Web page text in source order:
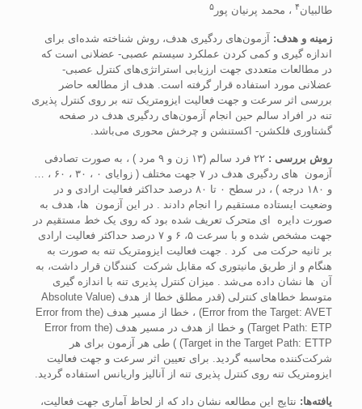
طالبيان۴ ، محمد پرنيان پور ۵
زمينه و هدف: آزمون‌های ردگيری هدف، روش شناخته شده‌ای برای
اندازه گيری و کمی کردن عملکرد سيستم عصبی- عضلانی است که
در مطالعات متعددی جهت ارزيابی استراتژی‌های کنترل عصبی-
عضلانی مورد استفاده قرار گرفته است. هدف از مطالعه حاضر
بررسی اثر سرعت و جهت فعاليت ايزومتريک تنه بر روی کنترل پذيری
تنه در افراد سالم حين انجام آزمون‌های ردگيری هدف در صفحه
گشتاوری فلکشن- اکستنشن و چرخش محوری می‌باشد.
روش بررسی :
۲۲ فرد سالم (۱۳ زن و ۹ مرد ) ، به صورت تصادفی
آزمون ‌ های ردگيری هدف در ۷ جهت مختلف ( زوايای ۰ ، ۳۰ ، ۶۰ ، …
و ۱۸۰ درجه ) ، در سطح ۰ تا ۸۰ درصد حداکثر فعاليت ارادی و در
وضعيت ايستاده مستقيم را انجام دادند . در اين آزمون ‌ ها، هدف به
صورت دايره ‌ ای متحرک تعريف شده بود که روی يک خط مستقيم در
جهت مشخص شده و با سرعت ۵، ۶ و ۷ درصد حداکثر فعاليت ارادی
بر ثانيه حرکت می ‌ کرد . جهت فعاليت ايزومتريک تنه به صورت به
هنگام و از طريق مانيتوری که مقابل شرکت ‌ کنندگان قرار داشت، به
آن ‌ ها نشان داده می‌شد . ميزان کنترل پذيری تنه با اندازه گيری
متوسط خطاهای کنترلی (قدر مطلق خطا از هدف (Absolute Value
Error from the Target: AVET) ، خطا از مسير هدف (Error from the
Target Path: ETP) و خطا از هدف در مسير هدف (Error from the
Target in the Target Path: ETTP) ) طی هر آزمون برای هر
شرکت‌کننده محاسبه گرديد. برای تعيين اثر سرعت و جهت فعاليت
ايزومتريک تنه روی کنترل پذيری تنه از آناليز واريانس استفاده گرديد.
يافته‌ها: نتايج اين مطالعه نشان داد که از لحاظ آماری جهت فعاليت،